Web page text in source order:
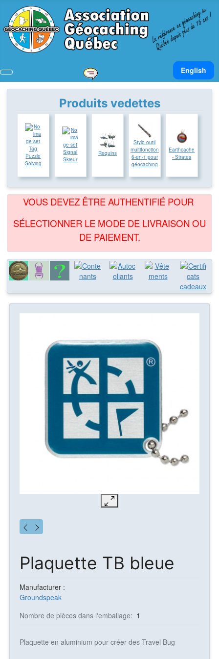
Sélectionnez
English
Produits vedettes
Tag
Puzzle
Solving
Signal
Skieur
Requins
Stylo outil
multifonction
6-en-1 pour
géocaching
Earthcache
- Strates
VOUS DEVEZ ÊTRE AUTHENTIFIÉ POUR
SÉLECTIONNER LE MODE DE LIVRAISON OU
DE PAIEMENT.
Plaquette TB bleue
Manufacturer :
Groundspeak
Nombre de pièces dans l'emballage: 1
Plaquette en aluminium pour créer des Travel Bug